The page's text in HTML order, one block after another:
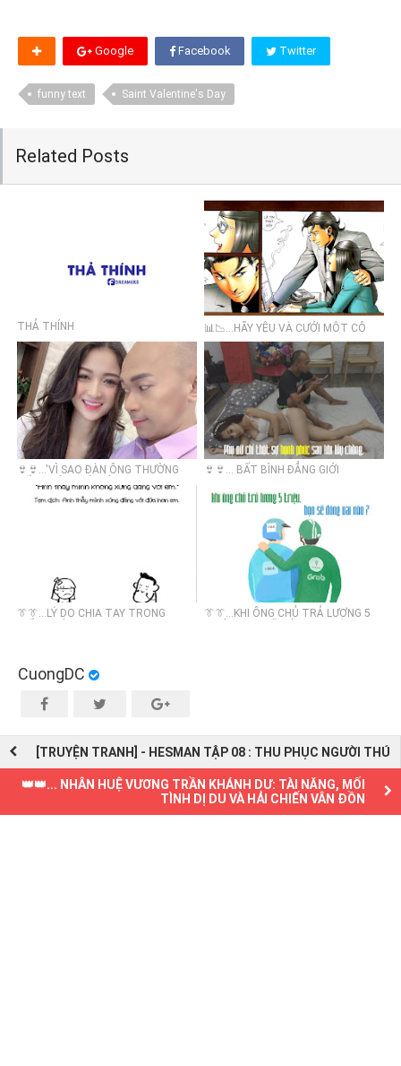
Google Facebook Twitter
funny text Saint Valentine's Day
Related Posts
THẢ THÍNH
📊📉...HÃY YÊU VÀ CƯỚI MỘT CÔ
GÁI CHƠI CHỨNG KHOÁN...
👙👙...'VÌ SAO ĐÀN ÔNG THƯỜNG
👙👙... BẤT BÌNH ĐẲNG GIỚI
👔👔...LÝ DO CHIA TAY TRONG
👔👔...KHI ÔNG CHỦ TRẢ LƯƠNG 5
CuongDC
[TRUYỆN TRANH] - HESMAN TẬP 08 : THU PHỤC NGƯỜI THÚ
👑👑... NHÂN HUỆ VƯƠNG TRẦN KHÁNH DƯ: TÀI NĂNG, MỐI
TÌNH DỊ DU VÀ HẢI CHIẾN VÂN ĐỒN